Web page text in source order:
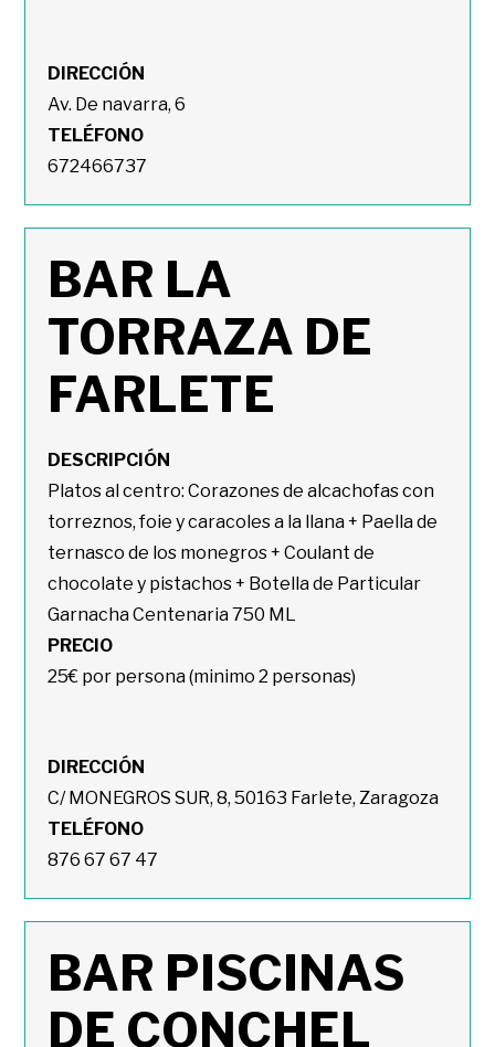
DIRECCIÓN
Av. De navarra, 6
TELÉFONO
672466737
BAR LA
TORRAZA DE
FARLETE
DESCRIPCIÓN
Platos al centro: Corazones de alcachofas con
torreznos, foie y caracoles a la llana + Paella de
ternasco de los monegros + Coulant de
chocolate y pistachos + Botella de Particular
Garnacha Centenaria 750 ML
PRECIO
25€ por persona (minimo 2 personas)
DIRECCIÓN
C/ MONEGROS SUR, 8, 50163 Farlete, Zaragoza
TELÉFONO
876 67 67 47
BAR PISCINAS
DE CONCHEL